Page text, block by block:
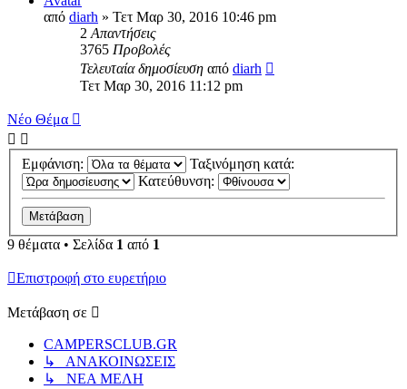
από diarh » Τετ Μαρ 30, 2016 10:46 pm
2 Απαντήσεις
3765 Προβολές
Τελευταία δημοσίευση από diarh
Τετ Μαρ 30, 2016 11:12 pm
Νέο Θέμα
Εμφάνιση:
Ταξινόμηση κατά:
Κατεύθυνση:
9 θέματα • Σελίδα 1 από 1
Επιστροφή στο ευρετήριο
Μετάβαση σε
CAMPERSCLUB.GR
↳ ΑΝΑΚΟΙΝΩΣΕΙΣ
↳ ΝΕΑ ΜΕΛΗ